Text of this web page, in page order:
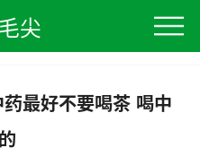
尖
文
最好不要喝茶 喝中